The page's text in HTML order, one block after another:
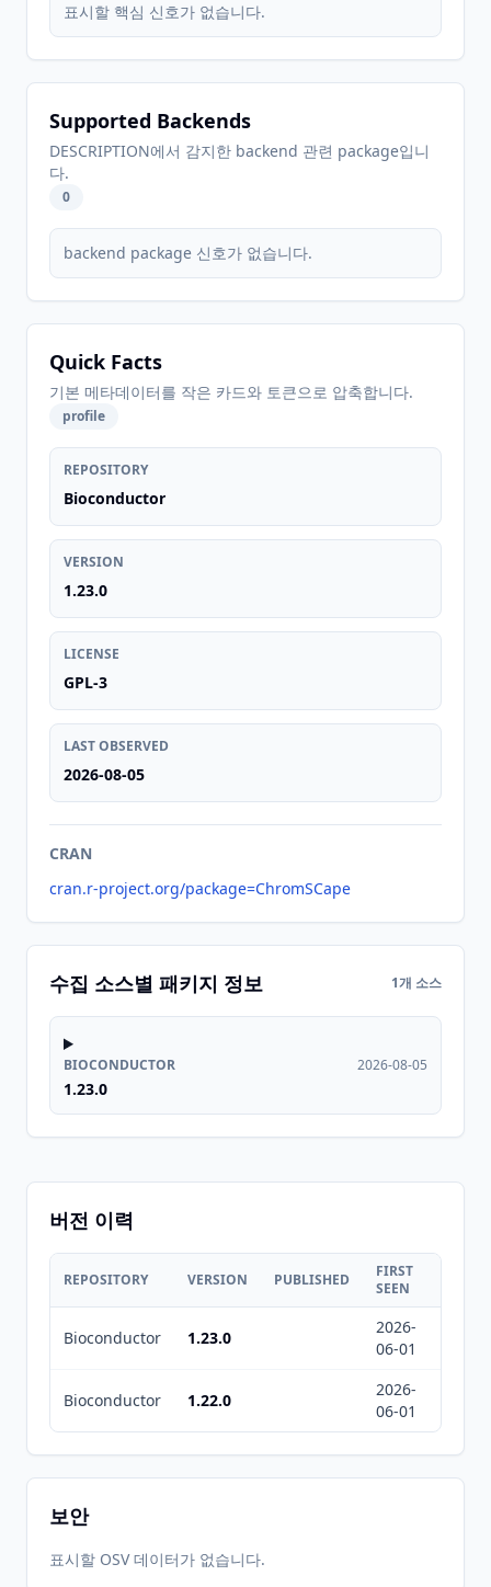
표시할 핵심 신호가 없습니다.
Supported Backends
DESCRIPTION에서 감지한 backend 관련 package입니
다.
0
backend package 신호가 없습니다.
Quick Facts
기본 메타데이터를 작은 카드와 토큰으로 압축합니다.
profile
REPOSITORY
Bioconductor
VERSION
1.23.0
LICENSE
GPL-3
LAST OBSERVED
2026-08-05
CRAN
cran.r-project.org/package=ChromSCape
수집 소스별 패키지 정보 1개 소스
BIOCONDUCTOR
1.23.0
2026-08-05
버전 이력
REPOSITORY VERSION PUBLISHED
FIRST
SEEN
Bioconductor 1.23.0
2026-
06-01
Bioconductor 1.22.0
2026-
06-01
보안
표시할 OSV 데이터가 없습니다.